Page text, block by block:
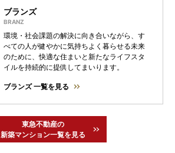
ブランズ
環境・社会課題の解決に向き合いながら、す
べての人が健やかに気持ちよく暮らせる未来
のために、快適な住まいと新たなライフスタ
イルを持続的に提供してまいります。
ブランズ 一覧を見る
東急不動産の
新築マンション一覧を見る